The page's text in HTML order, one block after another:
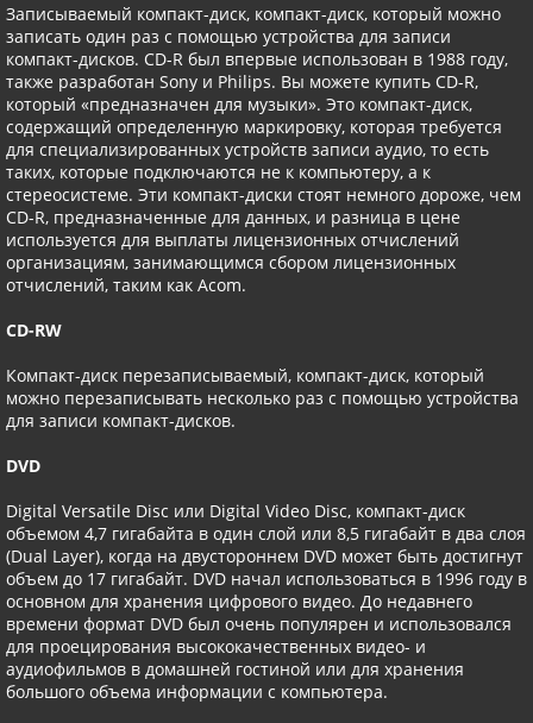
Записываемый компакт-диск, компакт-диск, который можно
записать один раз с помощью устройства для записи
компакт-дисков. CD-R был впервые использован в 1988 году,
также разработан Sony и Philips. Вы можете купить CD-R,
который «предназначен для музыки». Это компакт-диск,
содержащий определенную маркировку, которая требуется
для специализированных устройств записи аудио, то есть
таких, которые подключаются не к компьютеру, а к
стереосистеме. Эти компакт-диски стоят немного дороже, чем
CD-R, предназначенные для данных, и разница в цене
используется для выплаты лицензионных отчислений
организациям, занимающимся сбором лицензионных
отчислений, таким как Acom.
CD-RW
Компакт-диск перезаписываемый, компакт-диск, который
можно перезаписывать несколько раз с помощью устройства
для записи компакт-дисков.
DVD
Digital Versatile Disc или Digital Video Disc, компакт-диск
объемом 4,7 гигабайта в один слой или 8,5 гигабайт в два слоя
(Dual Layer), когда на двустороннем DVD может быть достигнут
объем до 17 гигабайт. DVD начал использоваться в 1996 году в
основном для хранения цифрового видео. До недавнего
времени формат DVD был очень популярен и использовался
для проецирования высококачественных видео- и
аудиофильмов в домашней гостиной или для хранения
большого объема информации с компьютера.